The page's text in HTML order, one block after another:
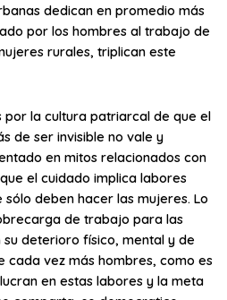
dedican en promedio más
por los hombres al trabajo de
rurales, triplican este
por la cultura patriarcal de que el
de ser invisible no vale y
en mitos relacionados con
el cuidado implica labores
deben hacer las mujeres. Lo
de trabajo para las
deterioro físico, mental y de
cada vez más hombres, como es
en estas labores y la meta